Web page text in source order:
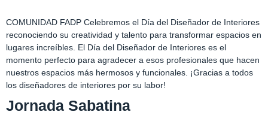
COMUNIDAD FADP Celebremos el Día del Diseñador de Interiores
reconociendo su creatividad y talento para transformar espacios en
lugares increíbles. El Día del Diseñador de Interiores es el
momento perfecto para agradecer a esos profesionales que hacen
nuestros espacios más hermosos y funcionales. ¡Gracias a todos
los diseñadores de interiores por su labor!
Jornada Sabatina